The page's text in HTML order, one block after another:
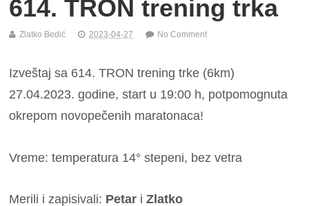
614. TRON trening trka
Zlatko Bedić 2023-04-27 No Comment
Izveštaj sa 614. TRON trening trke (6km)
27.04.2023. godine, start u 19:00 h, potpomognuta
okrepom novopečenih maratonaca!
Vreme: temperatura 14° stepeni, bez vetra
Merili i zapisivali: Petar iZlatko